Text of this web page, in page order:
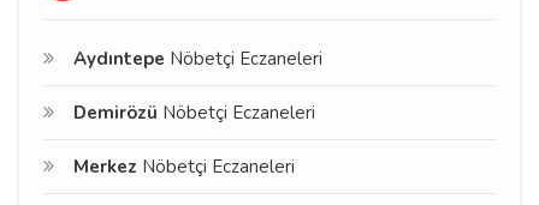
Aydıntepe Nöbetçi Eczaneleri
Demirözü Nöbetçi Eczaneleri
Merkez Nöbetçi Eczaneleri